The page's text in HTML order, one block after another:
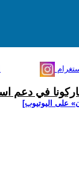
في دعم
على اليوتيوب]